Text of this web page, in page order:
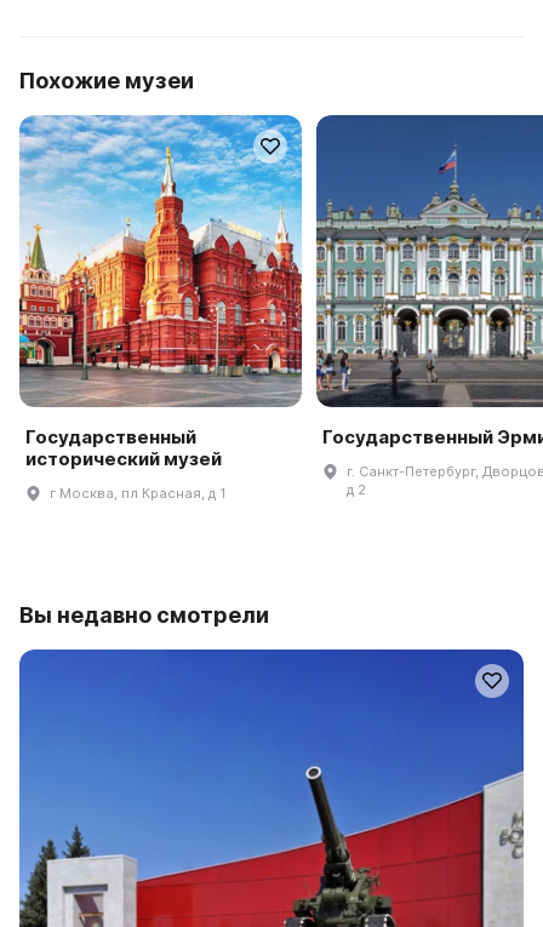
Похожие музеи
Государственный
исторический музей
г Москва, пл Красная, д 1
Государственный
г. Санкт-Петербург,
д 2
Вы недавно смотрели